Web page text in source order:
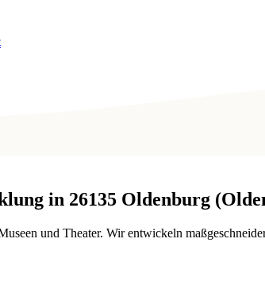
in 26135 Oldenburg
und Theater. Wir entwickeln